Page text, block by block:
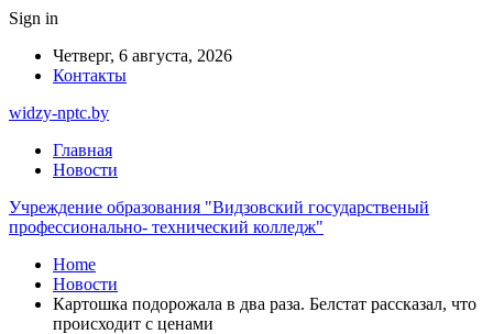
Sign in
Четверг, 6 августа, 2026
Контакты
widzy-nptc.by
Главная
Новости
Учреждение образования "Видзовский государственый
профессионально- технический колледж"
Home
Новости
Картошка подорожала в два раза. Белстат рассказал, что
происходит с ценами